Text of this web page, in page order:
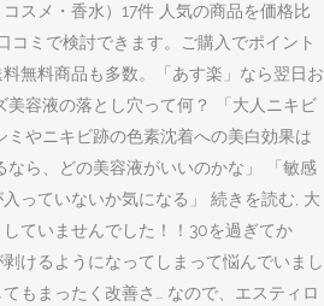
スメ・香水）17件 人気の商品を価格比
コミで検討できます。ご購入でポイント
無料商品も多数。「あす楽」なら翌日お
美容液の落とし穴って何？ 「大人ニキビ
ミやニキビ跡の色素沈着への美白効果は
なら、どの美容液がいいのかな」 「敏感
っていないか気になる」 続きを読む, 大
ていませんでした！！30を過ぎてか
けるようになってしまって悩んでいまし
もまったく改善さ… なので、エスティロ